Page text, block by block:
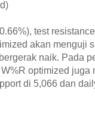
test
akan menguji
naik. Pada
optimized juga
di 5,066 dan